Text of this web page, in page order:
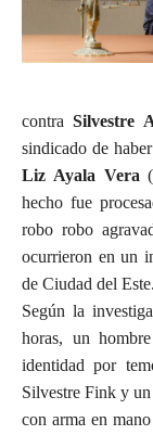
contraSilvestre
sindicado de
Liz Ayala Vera
hecho fue
robo robo
ocurrieron en un
de Ciudad del Este.
Según la
horas, un
identidad por
Silvestre Fink y
con arma en